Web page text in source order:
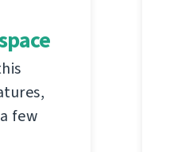
few